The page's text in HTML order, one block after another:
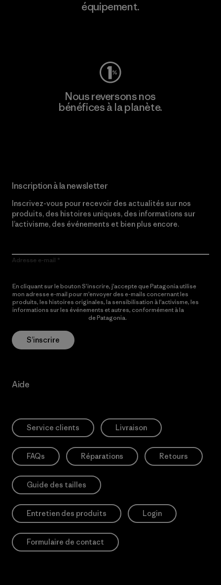
équipement.
Nous reversons nos
bénéfices à la planète.
Inscription à la newsletter
Inscrivez-vous pour recevoir des actualités sur nos
produits, des histoires uniques, des informations sur
l’activisme, des événements et bien plus encore.
Adresse e-mail
En cliquant sur le bouton S’inscrire, j’accepte que Patagonia utilise
mon adresse e-mail pour m’envoyer des e-mails concernant les
produits, les histoires originales, la sensibilisation à l’activisme, les
informations sur les événements et autres, conformément à la
de Patagonia.
S’inscrire
Aide
Service clients Livraison
FAQs Réparations Retours
Guide des tailles
Entretien des produits Login
Formulaire de contact